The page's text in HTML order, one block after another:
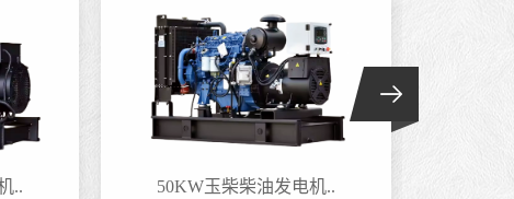
.. 50KW玉柴柴油发电机..